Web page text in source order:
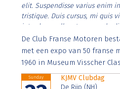
elit. Suspendisse varius enim
tristique. Duis cursus, mi quis
interdum nulla, ut commodo
Aenean faucibus nibh et justo
imperdiet. Nunc ut sem vitae
De Club Franse Motoren
met een expo van 50 franse
1960 in Museum Visscher
Sunday
KJMV Clubdag
De Rijp (NH)